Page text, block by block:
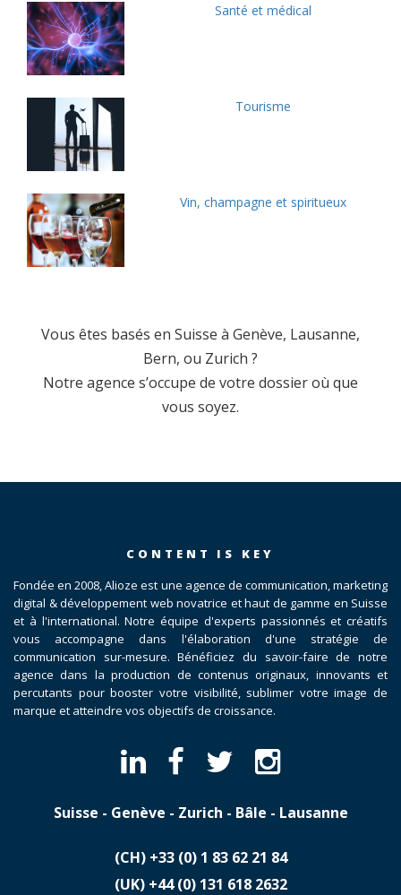
Santé et médical
Tourisme
Vin, champagne et spiritueux
Vous êtes basés en Suisse à Genève, Lausanne,
Bern, ou Zurich ?
Notre agence s’occupe de votre dossier où que
vous soyez.
CONTENT IS KEY
Fondée en 2008, Alioze est une agence de communication, marketing
digital & développement web novatrice et haut de gamme en Suisse
et à l'international. Notre équipe d'experts passionnés et créatifs
vous accompagne dans l'élaboration d'une stratégie de
communication sur-mesure. Bénéficiez du savoir-faire de notre
agence dans la production de contenus originaux, innovants et
percutants pour booster votre visibilité, sublimer votre image de
marque et atteindre vos objectifs de croissance.
Suisse - Genève - Zurich - Bâle - Lausanne
(CH) ​+33 (0) 1 83 62 21 84
(UK) ​+44 (0) 131 618 2632